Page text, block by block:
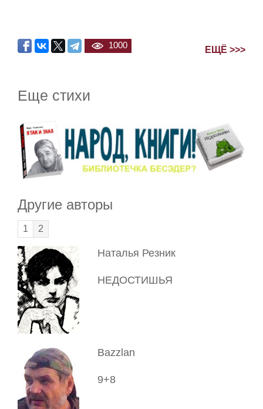
1000 ЕЩЁ >>>
Еще стихи
Другие авторы
1 2
Наталья Резник
НЕДОСТИШЬЯ
Bazzlan
9+8